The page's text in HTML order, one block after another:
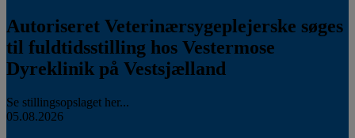
Autoriseret Veterinærsygeplejerske søges
til fuldtidsstilling hos Vestermose
Dyreklinik på Vestsjælland
Se stillingsopslaget her...
05.08.2026